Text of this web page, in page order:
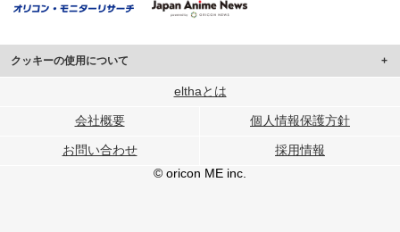
クッキーの使用について
このサイトでは Cookie を使用して、ユーザーに合わせたコンテンツや広告の
行っています。
メディアや広告配信、データ解析の各パートナーに提供しています。
各パートナーは、この情報とユーザーが各パートナーに提供した他の情報や、
ユーザーが各パートナーのサービスを使用したときに収集した他の情報を組み
elthaとは
会社概要 個人情報保護方針
お問い合わせ
採用情報
© oricon ME inc.